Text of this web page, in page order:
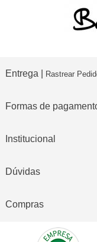
Entrega | Rastrear
Formas de
Institucional
Dúvidas
Compras